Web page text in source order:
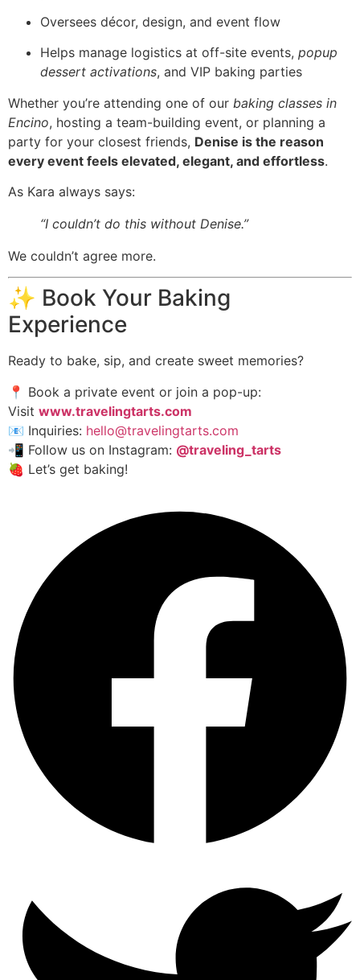
Oversees décor, design, and event flow
Helps manage logistics at off-site events, popup
dessert activations, and VIP baking parties
Whether you’re attending one of our baking classes in
Encino, hosting a team-building event, or planning a
party for your closest friends, Denise is the reason
every event feels elevated, elegant, and effortless.
As Kara always says:
“I couldn’t do this without Denise.”
We couldn’t agree more.
✨ Book Your Baking
Experience
Ready to bake, sip, and create sweet memories?
📍 Book a private event or join a pop-up:
Visit www.travelingtarts.com
📧 Inquiries: hello@travelingtarts.com
📲 Follow us on Instagram: @traveling_tarts
🍓 Let’s get baking!